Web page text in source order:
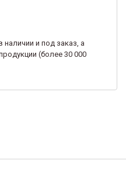
и под заказ, а
(более 30 000